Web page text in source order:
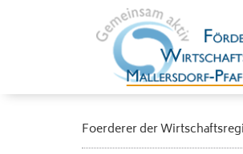
Foerderer der